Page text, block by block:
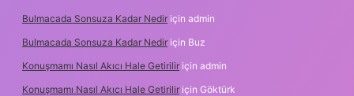
Bulmacada Sonsuza Kadar Nedir için admin
Bulmacada Sonsuza Kadar Nedir için Buz
Konuşmamı Nasıl Akıcı Hale Getirilir için admin
Konuşmamı Nasıl Akıcı Hale Getirilir için Göktürk